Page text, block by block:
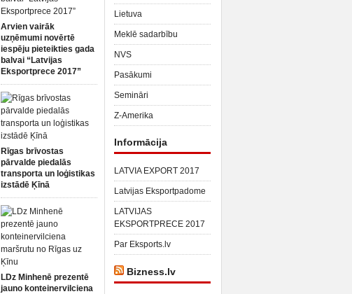
Arvien vairāk
uzņēmumi novērtē
iespēju pieteikties gada
balvai “Latvijas
Eksportprece 2017”
Rīgas brīvostas
pārvalde piedalās
transporta un loģistikas
izstādē Ķīnā
LDz Minhenē prezentē
jauno konteinervilciena
Lietuva
Meklē sadarbību
NVS
Pasākumi
Semināri
Z-Amerika
Informācija
LATVIA EXPORT 2017
Latvijas Eksportpadome
LATVIJAS
EKSPORTPRECE 2017
Par Eksports.lv
Bizness.lv